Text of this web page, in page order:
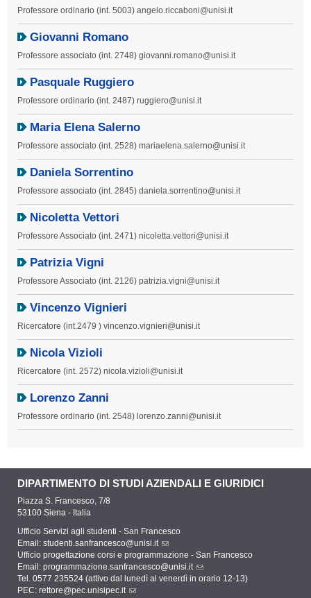
Professore ordinario (int. 5003) angelo.riccaboni@unisi.it
Giovanni Romano
Professore associato (int. 2748) giovanni.romano@unisi.it
Pasquale Ruggiero
Professore ordinario (int. 2487) ruggiero@unisi.it
Maria Elena Salerno
Professore associato (int. 2528) mariaelena.salerno@unisi.it
Daniela Sorrentino
Professore associato (int. 2845) daniela.sorrentino@unisi.it
Nicoletta Vettori
Professore Associato (int. 2471) nicoletta.vettori@unisi.it
Patrizia Vigni
Professore Associato (int. 2126) patrizia.vigni@unisi.it
Vincenzo Vignieri
Ricercatore (int.2479 ) vincenzo.vignieri@unisi.it
Nicola Vizioli
Ricercatore (int. 2572) nicola.vizioli@unisi.it
Lorenzo Zanni
Professore ordinario (int. 2548) lorenzo.zanni@unisi.it
DIPARTIMENTO DI STUDI AZIENDALI E GIURIDICI
Piazza S. Francesco, 7/8
53100 Siena - Italia
Ufficio Servizi agli studenti - San Francesco
Email: studenti.sanfrancesco@unisi.it
Ufficio progettazione corsi e programmazione - San Francesco
Email: programmazione.sanfrancesco@unisi.it
Tel. 0577 235524 (attivo dal lunedì al venerdì in orario 12-13)
PEC: rettore@pec.unisipec.it